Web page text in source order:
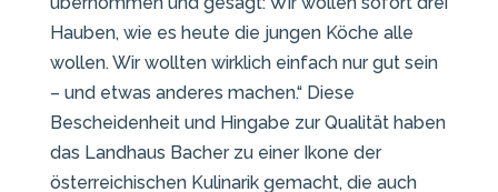
Hauben, wie es heute die jungen Köche alle
wollen. Wir wollten wirklich einfach nur gut sein
– und etwas anderes machen.“ Diese
Bescheidenheit und Hingabe zur Qualität haben
das Landhaus Bacher zu einer Ikone der
österreichischen Kulinarik gemacht, die auch